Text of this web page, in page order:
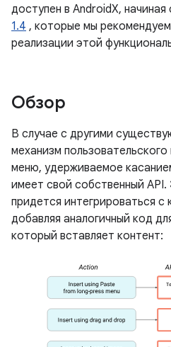
доступен в AndroidX, начиная
1.4 , которые мы
реализации этой
Обзор
В случае с другими
механизм
меню, удерживаемое
имеет свой собственный
придется интегрироваться
добавляя аналогичный код
который вставляет контент: